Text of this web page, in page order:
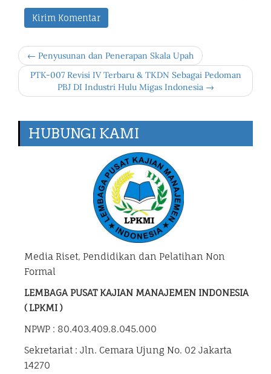
← Penyusunan dan Penerapan Skala Upah
PTK-007 Revisi IV Terbaru & TKDN Sebagai Pedoman
PBJ DI Industri Hulu Migas Indonesia →
HUBUNGI KAMI
Media Riset, Pendidikan dan Pelatihan Non
Formal
LEMBAGA PUSAT KAJIAN MANAJEMEN INDONESIA
( LPKMI )
NPWP : 80.403.409.8.045.000
Sekretariat : Jln. Cemara Ujung No. 02 Jakarta
14270